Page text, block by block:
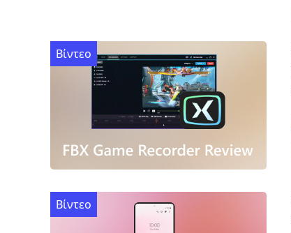
Βίντεο
Βίντεο